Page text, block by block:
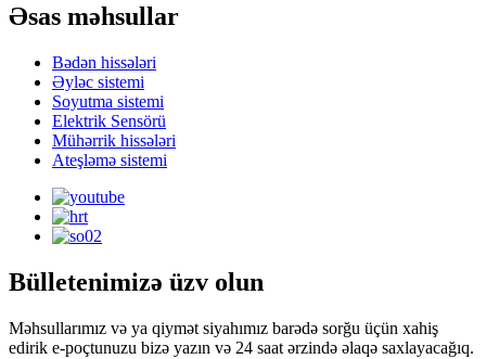
Əsas məhsullar
Bədən hissələri
Əyləc sistemi
Soyutma sistemi
Elektrik Sensörü
Mühərrik hissələri
Ateşləmə sistemi
Bülletenimizə üzv olun
Məhsullarımız və ya qiymət siyahımız barədə sorğu üçün xahiş
edirik e-poçtunuzu bizə yazın və 24 saat ərzində əlaqə saxlayacağıq.